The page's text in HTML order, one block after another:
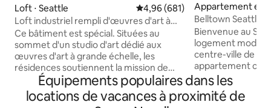
Loft ⋅ Seattle Évaluation moyenne sur la
4,96 (681)
Loft industriel rempli d'œuvres d'art à
South Lake Union
Ce bâtiment est spécial. Situées au
sommet d'un studio d'art dédié aux
œuvres d'art à grande échelle, les
résidences soutiennent la mission de
Mad Art. L'un des dix lofts de 2 étages, il
dispose de 750 pieds carrés (70 mètres
carrés), ainsi que d'une terrasse et d'un
Appartement en
⋅ Seattle
Belltown Seattle
- Vue incroyable !
Bienvenue au
logement
centre-ville de
appartement
seulement 6
l'emblématique
minutes à pied
Équipements populaires dans les
locations de vacances à proximité de